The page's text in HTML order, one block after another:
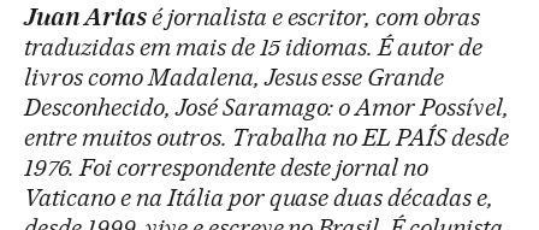
Juan Ariasé jornalista e escritor, com obras
traduzidas em mais de 15 idiomas. É autor de
livros como Madalena, Jesus esse Grande
Desconhecido, José Saramago: o Amor Possível,
entre muitos outros. Trabalha no EL PAÍS desde
1976. Foi correspondente deste jornal no
Vaticano e na Itália por quase duas décadas e,